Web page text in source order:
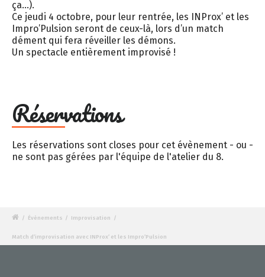
ça…).
Ce jeudi 4 octobre, pour leur rentrée, les INProx’ et les
Impro’Pulsion seront de ceux-là, lors d’un match
dément qui fera réveiller les démons.
Un spectacle entièrement improvisé !
Réservations
Les réservations sont closes pour cet évènement - ou -
ne sont pas gérées par l'équipe de l'atelier du 8.
/ Évènements / Improvisation /
Match d’improvisation avec INProx’ et les Impro’Pulsion